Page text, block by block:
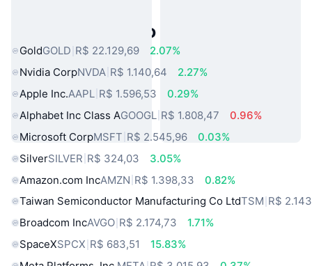
Ativos do Mundo Real Populares
GoldGOLD R$ 22.129,69
2.07%
Nvidia CorpNVDA R$ 1.140,64
2.27%
Apple Inc.AAPL R$ 1.596,53
0.29%
Alphabet Inc Class AGOOGL R$ 1.808,47
0.96%
Microsoft CorpMSFT R$ 2.545,96
0.03%
SilverSILVER R$ 324,03
3.05%
Amazon.com IncAMZN R$ 1.398,33
0.82%
Taiwan Semiconductor Manufacturing Co LtdTSM R$
Broadcom IncAVGO R$ 2.174,73
1.71%
SpaceXSPCX R$ 683,51
15.83%